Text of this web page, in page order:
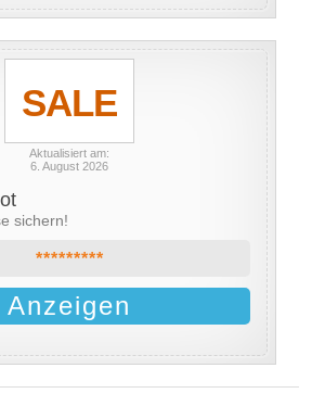
SALE
Aktualisiert am:
6. August 2026
sichern!
*********
Anzeigen